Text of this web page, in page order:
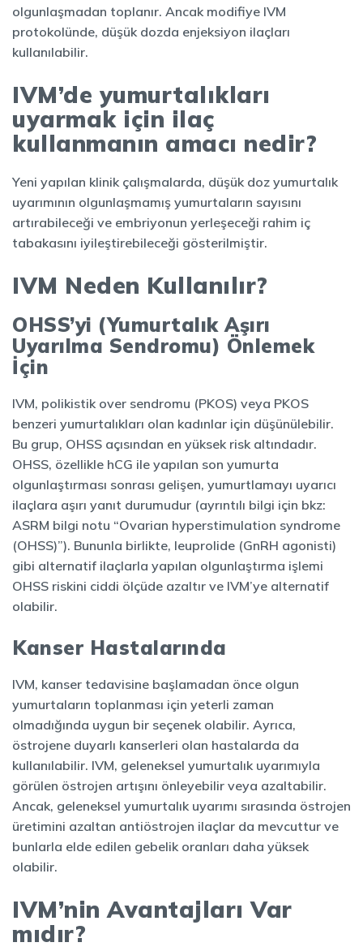
olgunlaşmadan toplanır. Ancak modifiye IVM
protokolünde, düşük dozda enjeksiyon ilaçları
kullanılabilir.
IVM’de yumurtalıkları
uyarmak için ilaç
kullanmanın amacı nedir?
Yeni yapılan klinik çalışmalarda, düşük doz yumurtalık
uyarımının olgunlaşmamış yumurtaların sayısını
artırabileceği ve embriyonun yerleşeceği rahim iç
tabakasını iyileştirebileceği gösterilmiştir.
IVM Neden Kullanılır?
OHSS’yi (Yumurtalık Aşırı
Uyarılma Sendromu) Önlemek
İçin
IVM, polikistik over sendromu (PKOS) veya PKOS
benzeri yumurtalıkları olan kadınlar için düşünülebilir.
Bu grup, OHSS açısından en yüksek risk altındadır.
OHSS, özellikle hCG ile yapılan son yumurta
olgunlaştırması sonrası gelişen, yumurtlamayı uyarıcı
ilaçlara aşırı yanıt durumudur (ayrıntılı bilgi için bkz:
ASRM bilgi notu “Ovarian hyperstimulation syndrome
(OHSS)”). Bununla birlikte, leuprolide (GnRH agonisti)
gibi alternatif ilaçlarla yapılan olgunlaştırma işlemi
OHSS riskini ciddi ölçüde azaltır ve IVM’ye alternatif
olabilir.
Kanser Hastalarında
IVM, kanser tedavisine başlamadan önce olgun
yumurtaların toplanması için yeterli zaman
olmadığında uygun bir seçenek olabilir. Ayrıca,
östrojene duyarlı kanserleri olan hastalarda da
kullanılabilir. IVM, geleneksel yumurtalık uyarımıyla
görülen östrojen artışını önleyebilir veya azaltabilir.
Ancak, geleneksel yumurtalık uyarımı sırasında östrojen
üretimini azaltan antiöstrojen ilaçlar da mevcuttur ve
bunlarla elde edilen gebelik oranları daha yüksek
olabilir.
IVM’nin Avantajları Var
mıdır?